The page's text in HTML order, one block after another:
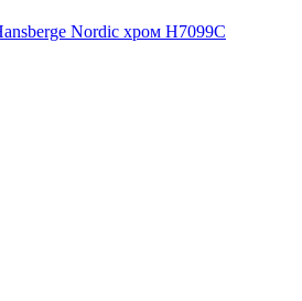
Nordic хром H7099C